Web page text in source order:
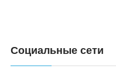
Социальные сети